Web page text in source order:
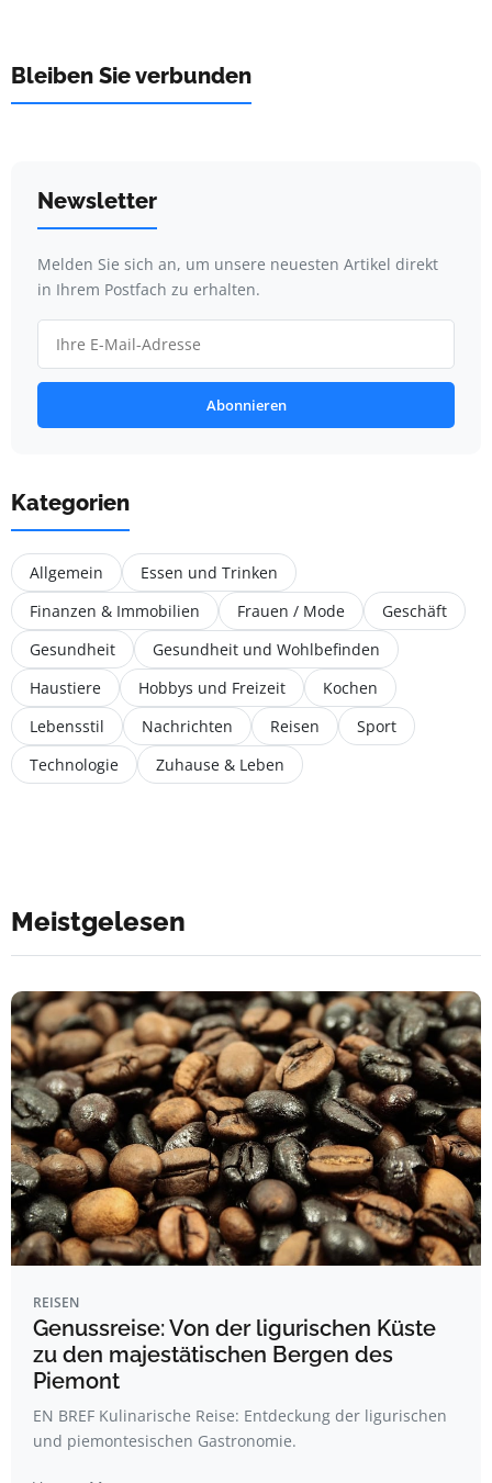
Bleiben Sie verbunden
Newsletter
Melden Sie sich an, um unsere neuesten Artikel direkt
in Ihrem Postfach zu erhalten.
Abonnieren
Kategorien
Allgemein
Essen und Trinken
Finanzen & Immobilien
Frauen / Mode
Geschäft
Gesundheit
Gesundheit und Wohlbefinden
Haustiere
Hobbys und Freizeit
Kochen
Lebensstil
Nachrichten Reisen
Sport
Technologie
Zuhause & Leben
Meistgelesen
REISEN
Genussreise: Von der ligurischen Küste
zu den majestätischen Bergen des
Piemont
EN BREF Kulinarische Reise: Entdeckung der ligurischen
und piemontesischen Gastronomie.